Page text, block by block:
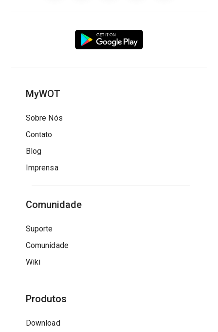
MyWOT
Sobre Nós
Contato
Blog
Imprensa
Comunidade
Suporte
Comunidade
Wiki
Produtos
Download